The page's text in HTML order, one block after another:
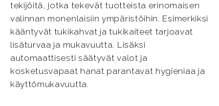
tekijöitä, jotka tekevät tuotteista erinomaisen
valinnan monenlaisiin ympäristöihin. Esimerkiksi
kääntyvät tukikahvat ja tukikaiteet tarjoavat
lisäturvaa ja mukavuutta. Lisäksi
automaattisesti säätyvät valot ja
kosketusvapaat hanat parantavat hygieniaa ja
käyttömukavuutta.